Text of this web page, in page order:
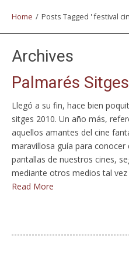
Home / Posts Tagged ' festival
Archives
Palmarés
Llegó a su fin, hace bien
sitges 2010. Un año más,
aquellos amantes del cine
maravillosa guía para
pantallas de nuestros cines,
mediante otros medios tal
Read More